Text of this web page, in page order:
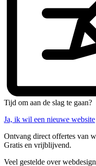
Tijd om aan de slag te gaan?
Ja, ik wil een nieuwe website
Ontvang direct offertes van
Gratis en vrijblijvend.
Veel gestelde over